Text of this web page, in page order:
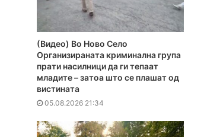
(Видео) Во Ново Село
Организираната криминална група
прати насилници да ги тепаат
младите – затоа што се плашат од
вистината
05.08.2026 21:34